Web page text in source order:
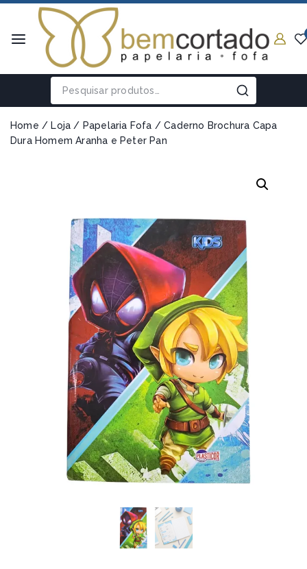
Home / Loja / Papelaria Fofa / Caderno Brochura Capa
Dura Homem Aranha e Peter Pan